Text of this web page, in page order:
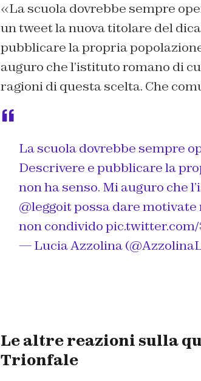
«La scuola dovrebbe sempre
un tweet la nuova titolare del
pubblicare la propria
auguro che l’istituto romano di
ragioni di questa scelta. Che
La scuola dovrebbe sempre
Descrivere e pubblicare la
non ha senso. Mi auguro che
@leggoitpossa dare motivate
non condividopic.twitter.com/
— Lucia Azzolina
Le altre reazioni sulla
Trionfale